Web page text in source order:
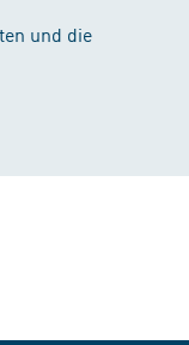
und die